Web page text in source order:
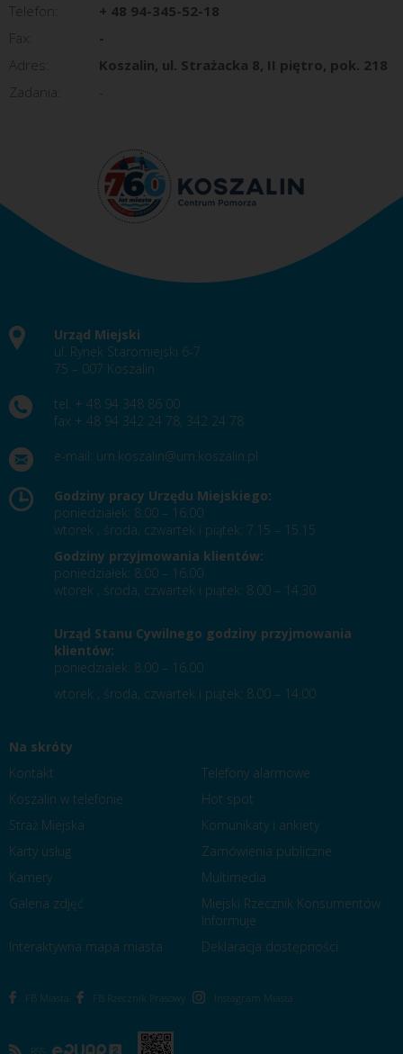
Telefon:
+ 48 94-345-52-18
Fax:
-
Adres:
Koszalin, ul. Strażacka 8, II piętro, pok. 218
Zadania:
Urząd Miejski
ul. Rynek Staromiejski 6-7
75 – 007 Koszalin
tel. + 48 94 348 86 00
fax + 48 94 342 24 78, 342 24 78
e-mail: um.koszalin@um.koszalin.pl
Godziny pracy Urzędu Miejskiego:
poniedziałek: 8.00 – 16.00
wtorek , środa, czwartek i piątek: 7.15 – 15.15
Godziny przyjmowania klientów:
poniedziałek: 8.00 – 16.00
wtorek , środa, czwartek i piątek: 8.00 – 14.30
Urząd Stanu Cywilnego godziny przyjmowania
klientów:
poniedziałek: 8.00 – 16.00
wtorek , środa, czwartek i piątek: 8.00 – 14.00
Na skróty
Kontakt
Telefony alarmowe
Koszalin w telefonie
Hot spot
Straż Miejska
Komunikaty i ankiety
Karty usług
Zamówienia publiczne
Kamery
Multimedia
Galeria zdjęć
Miejski Rzecznik Konsumentów
Informuje
Interaktywna mapa miasta
Deklaracja dostępności
FB Miasta FB Rzecznik Prasowy Instagram Miasta
RSS